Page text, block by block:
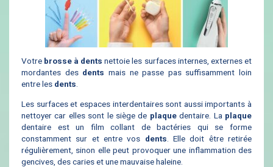
Votre brosse à dents nettoie les surfaces internes, externes et
mordantes des dents mais ne passe pas suffisamment loin
entre les dents
Les surfaces et espaces interdentaires sont aussi importants à
nettoyer car elles sont le siège de plaquedentaire. La plaque
dentaire est un film collant de bactéries qui se forme
constamment sur et entre vos dents . Elle doit être retirée
régulièrement, sinon elle peut provoquer une inflammation des
gencives, des caries et une mauvaise haleine.